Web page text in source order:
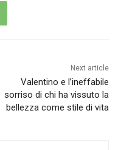
Next article
Valentino e l’ineffabile
sorriso di chi ha vissuto la
bellezza come stile di vita